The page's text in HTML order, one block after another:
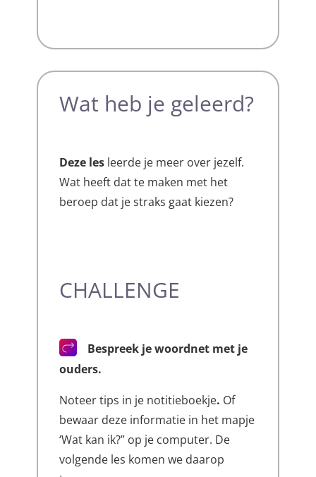
Wat heb je geleerd?
Deze les leerde je meer over jezelf.
Wat heeft dat te maken met het
beroep dat je straks gaat kiezen?
CHALLENGE
Bespreek je woordnet met je
ouders.
Noteer tips in je notitieboekje. Of
bewaar deze informatie in het mapje
‘Wat kan ik?” op je computer. De
volgende les komen we daarop